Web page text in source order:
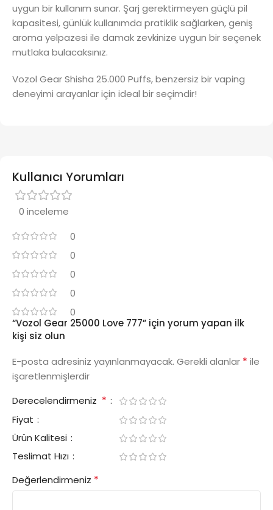
uygun bir kullanım sunar. Şarj gerektirmeyen güçlü pil
kapasitesi, günlük kullanımda pratiklik sağlarken, geniş
aroma yelpazesi ile damak zevkinize uygun bir seçenek
mutlaka bulacaksınız.
Vozol Gear Shisha 25.000 Puffs, benzersiz bir vaping
deneyimi arayanlar için ideal bir seçimdir!
Kullanıcı Yorumları
0 inceleme
0
0
0
0
0
“Vozol Gear 25000 Love 777” için yorum yapan ilk
kişi siz olun
E-posta adresiniz yayınlanmayacak. Gerekli alanlar * ile
işaretlenmişlerdir
Derecelendirmeniz *
Fiyat
Ürün Kalitesi
Teslimat Hızı
Değerlendirmeniz *